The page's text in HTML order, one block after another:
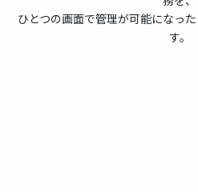
ひとつの画面で管理が可能になっ
す。